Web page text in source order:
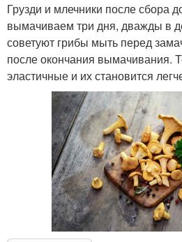
Грузди и млечники после сбора
вымачиваем три дня, дважды в
советуют грибы мыть перед
после окончания вымачивания.
эластичные и их становится